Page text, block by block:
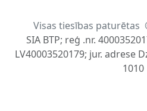
Visas tiesības paturētas
SIA BTP; reģ .nr.
LV40003520179; jur. adrese
1010